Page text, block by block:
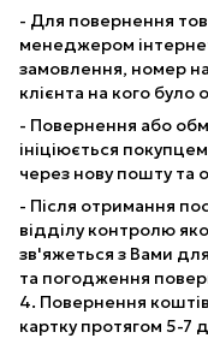
- Для повернення
менеджером
замовлення, номер
клієнта на кого
- Повернення або
ініціюється
через нову пошту та
- Після отримання
відділу контролю
зв'яжеться з Вами
та погодження
4. Повернення
картку протягом 5-7